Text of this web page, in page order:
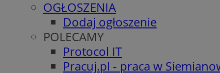
OGŁOSZENIA
Dodaj ogłoszenie
POLECAMY
Protocol IT
Pracuj.pl - praca w